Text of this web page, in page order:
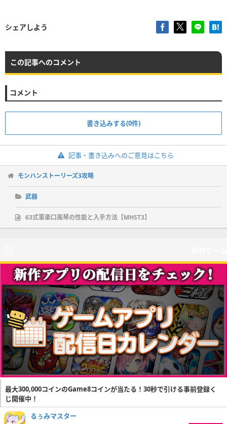
シェアしよう
この記事へのコメント
コメント
書き込みする(0件)
記事・書き込みへのご意見はこちら
モンハンストーリーズ3攻略
武器
63式軍楽口風琴の性能と入手方法【MHST3】
最大300,000コインのGame8コインが当たる！30秒で引ける事前登録く
じ開催中！
るぅみマスター